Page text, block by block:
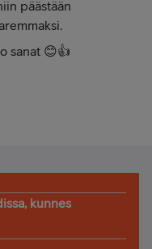
päästään
sanat 😊👍
kunnes